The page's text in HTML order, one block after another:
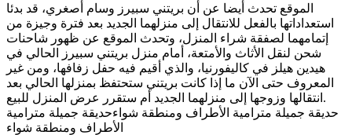
الموقع تحدث أيضا عن أن بريتني سبيرز وسام أصغري، قد بدئا
استعداداتها بالفعل للانتقال إلى منزلهما الجديد بعد فترة وجيزة من
إتمامهما لصفقة شراء المنزل، وتحدث الموقع عن ظهور شاحنات
شحن لنقل الأثاث والأمتعة، أمام منزل بريتني سبيرز الحالي في
هيدين هيلز في كاليفورنيا، والذي أقيم فيه حفل زفافها، ومن غير
المعروف حتى الآن ما إذا كانت بريتني ستحتفظ بمنزلها الحالي بعد
انتقالها وزوجها إلى منزلهما الجديد أم ستقرر عرض المنزل للبيع.
حديقة جميلة مترامية الأطراف ومنطقة شواءحديقة جميلة مترامية
الأطراف ومنطقة شواء